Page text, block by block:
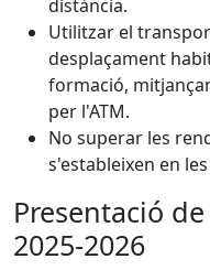
distància.
Utilitzar el
desplaçament
formació,
per l'ATM.
No superar les
s'estableixen en
Presentació
2025-2026